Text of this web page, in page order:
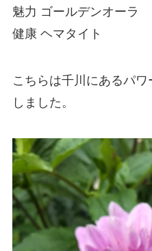
魅力 ゴールデンオーラ
健康 ヘマタイト
こちらは千川にあるパ
しました。